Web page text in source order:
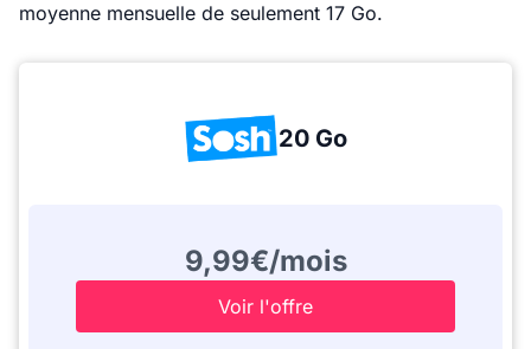
moyenne mensuelle de seulement 17 Go.
20 Go
9,99€/mois
Voir l'offre